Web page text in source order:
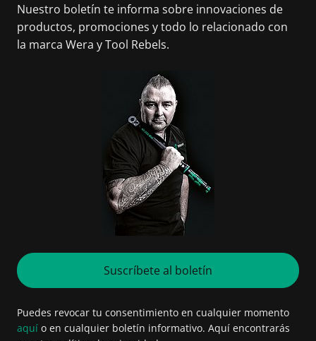
Nuestro boletín te informa sobre innovaciones de
productos, promociones y todo lo relacionado con
la marca Wera y Tool Rebels.
Suscríbete al boletín
Puedes revocar tu consentimiento en cualquier momento
aquí o en cualquier boletín informativo. Aquí encontrarás